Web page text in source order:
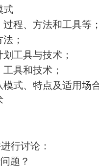
式
程、方法和工具等
；
工具与技术；
具和技术；
式、特点及适用场
行讨论：
题？